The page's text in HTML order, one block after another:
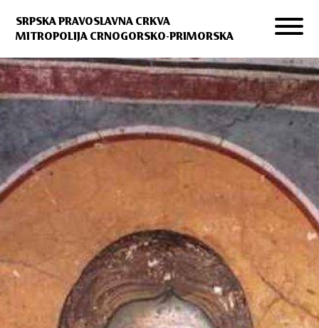
SRPSKA PRAVOSLAVNA CRKVA
MITROPOLIJA CRNOGORSKO-PRIMORSKA